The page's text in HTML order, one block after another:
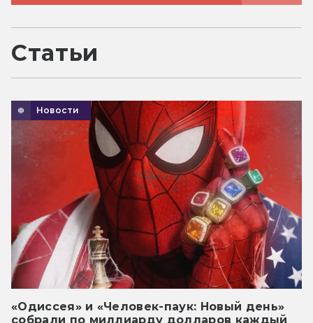
Статьи
Новости
«Одиссея» и «Человек-паук: Новый день»
собрали по миллиарду долларов каждый